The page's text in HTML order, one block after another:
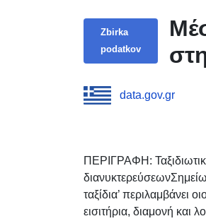
Zbirka
podatkov
data.gov.gr
ΠΕΡΙΓΡΑΦΗ:
ταξίδια’ περιλαμβάνει
εισιτήρια, διαμονή και